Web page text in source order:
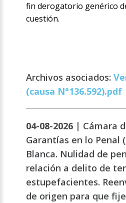
fin derogatorio genérico
cuestión.
Archivos asociados:
(causa N°136.592).pdf
04-08-2026 | Cámara
Garantías en lo Penal
Blanca. Nulidad de
relación a delito de
estupefacientes.
de origen para que